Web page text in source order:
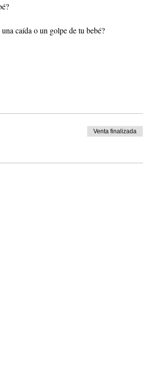
caída o un golpe de tu bebé?
Venta finalizada